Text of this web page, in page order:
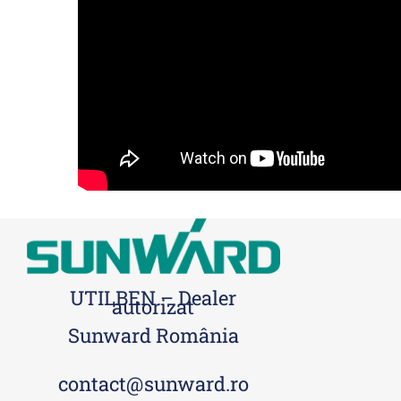
UTILBEN – Dealer
autorizat
Sunward România
contact@sunward.ro